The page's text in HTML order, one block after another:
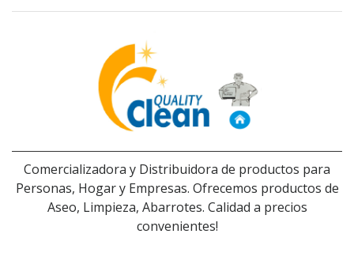
Comercializadora y Distribuidora de productos para
Personas, Hogar y Empresas. Ofrecemos productos de
Aseo, Limpieza, Abarrotes. Calidad a precios
convenientes!